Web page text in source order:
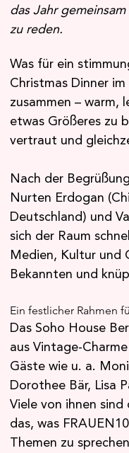
das Jahr
zu reden.
Was für ein
Christmas Dinner
zusammen –
etwas Größeres zu
vertraut und
Nach der
Nurten Erdogan
Deutschland) und
sich der Raum
Medien, Kultur und
Bekannten und
Ein festlicher Rahmen
Das Soho House
aus Vintage-
Gäste wie u. a.
Dorothee Bär, Lisa
Viele von ihnen
das, was
Themen zu